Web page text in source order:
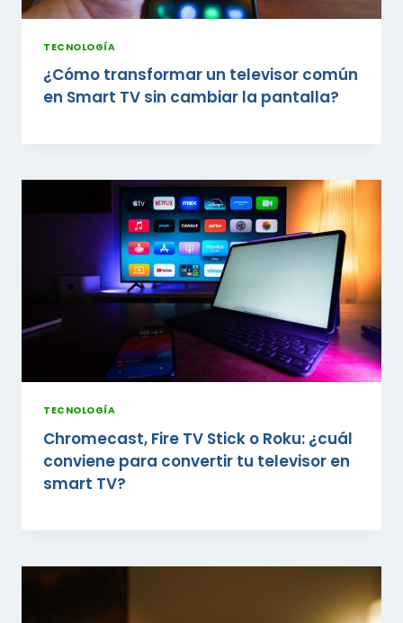
TECNOLOGÍA
¿Cómo transformar un televisor común
en Smart TV sin cambiar la pantalla?
TECNOLOGÍA
Chromecast, Fire TV Stick o Roku: ¿cuál
conviene para convertir tu televisor en
smart TV?